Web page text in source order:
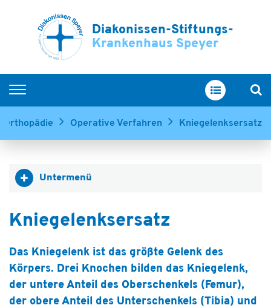
Diakonissen-Stiftungs-
Krankenhaus Speyer
Home
Ihr Aufenthalt
Ausbildung & Karriere
Operative Verfahren Kniegelenksersatz
Untermenü
Kniegelenksersatz
Das Kniegelenk ist das größte Gelenk des
Körpers. Drei Knochen bilden das Kniegelenk,
der untere Anteil des Oberschenkels (Femur),
der obere Anteil des Unterschenkels (Tibia) und